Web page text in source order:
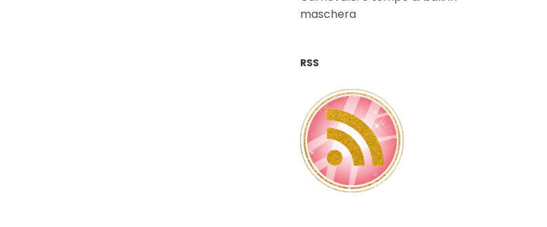
maschera
RSS